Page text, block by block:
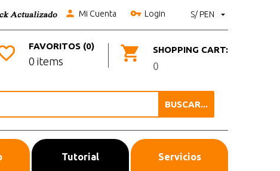
S/ PEN
Mi Cuenta Login
SHOPPING CART:
0
FAVORITOS (0)
0 items
BUSCAR...
Tutorial Servicios